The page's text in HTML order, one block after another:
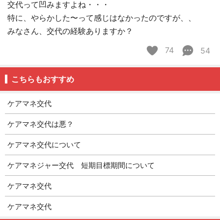
交代って凹みますよね・・・
特に、やらかした〜って感じはなかったのですが、、
みなさん、交代の経験ありますか？
74
54
こちらもおすすめ
ケアマネ交代
ケアマネ交代は悪？
ケアマネ交代について
ケアマネジャー交代 短期目標期間について
ケアマネ交代
ケアマネ交代